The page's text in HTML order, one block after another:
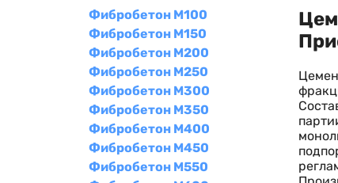
Фибробетон М100
Фибробетон М150
Фибробетон М200
Фибробетон М250
Фибробетон М300
Фибробетон М350
Фибробетон М400
Фибробетон М450
Фибробетон М550